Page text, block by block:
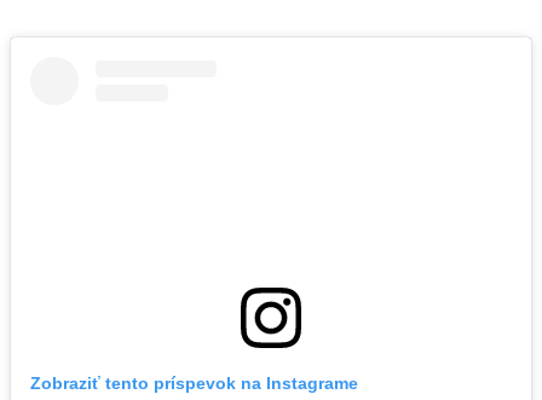
Zobraziť tento príspevok na Instagrame